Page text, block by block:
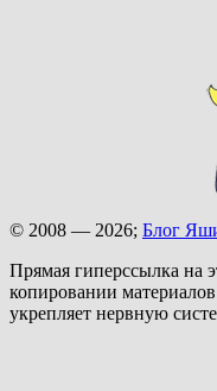
© 2008 — 2026; Блог
Прямая гиперссылка на
копировании
укрепляет нервную